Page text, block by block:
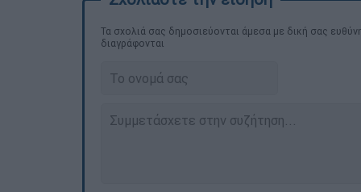
Τα σχολιά σας δημοσιεύονται άμεσα με δική σας
διαγράφονται